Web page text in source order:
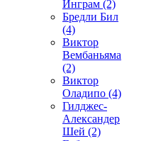
Инграм (2)
Бредли Бил
(4)
Виктор
Вембаньяма
(2)
Виктор
Оладипо (4)
Гилджес-
Александер
Шей (2)